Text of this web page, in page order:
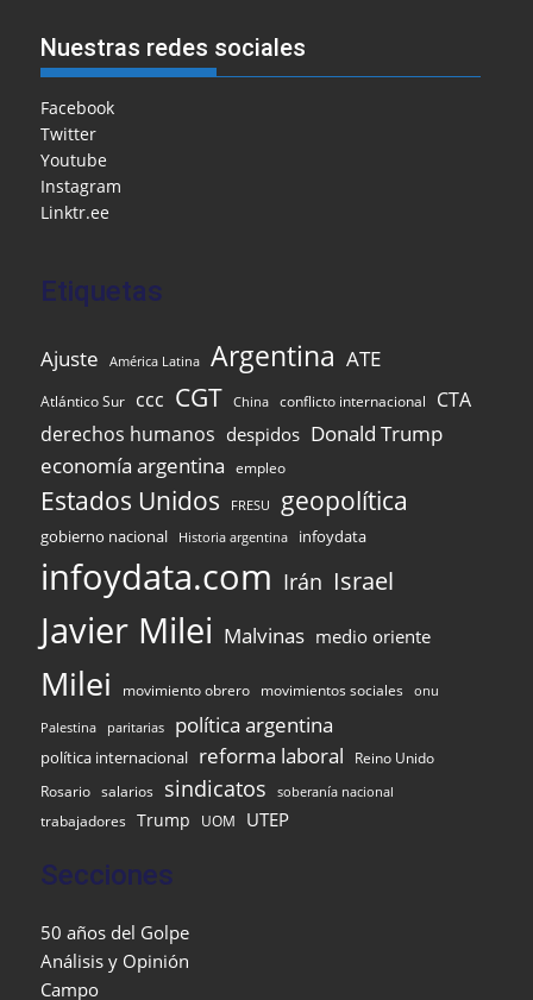
e
b
o
o
k
l l o
o A a dI
ar
e
Nuestras redes sociales
Facebook
Twitter
Youtube
Instagram
Linktr.ee
Etiquetas
Ajuste América Latina Argentina ATE
Atlántico Sur ccc CGT China conflicto internacional CTA
derechos humanos despidos Donald Trump
economía argentina
empleo
Estados Unidos FRESU geopolítica
gobierno nacional Historia argentina infoydata
infoydata.com Irán Israel
Javier Milei Malvinas medio oriente
Milei movimiento obrero movimientos sociales onu
Palestina paritarias política argentina
política internacional reforma laboral
Reino Unido
Rosario salarios sindicatos
soberanía nacional
trabajadores
Trump UOM UTEP
Secciones
50 años del Golpe
Análisis y Opinión
Campo